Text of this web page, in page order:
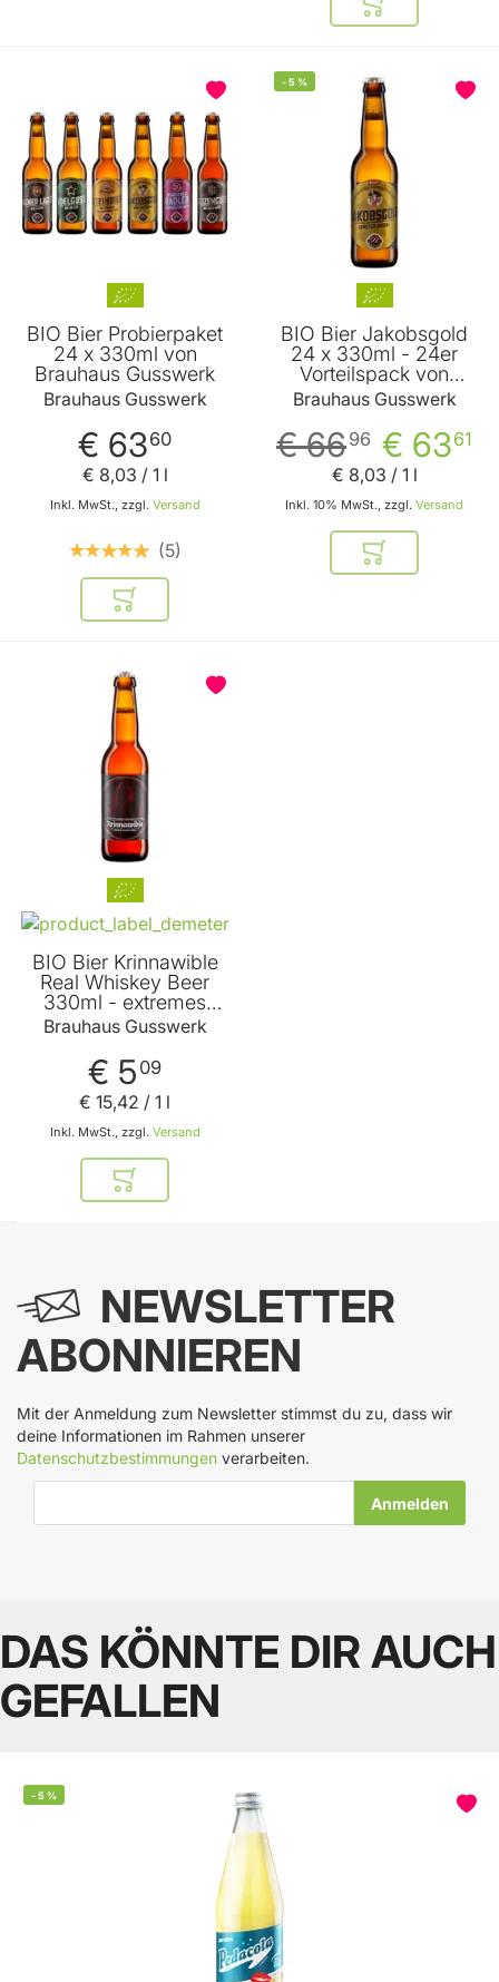
In den
BIO Bier Probierpaket
24 x 330ml von
Brauhaus Gusswerk
Brauhaus Gusswerk
€ 6360
Inkl. MwSt., zzgl. Versand
€ 8,03 / 1 l
5
In den Warenkorb
-5 %
BIO Bier Jakobsgold
24 x 330ml - 24er
Vorteilspack von
Brauhaus Gusswerk
Brauhaus Gusswerk
€ 6361
€ 6696
Inkl. 10% MwSt., zzgl. Versand
€ 8,03 / 1 l
In den
BIO Bier Krinnawible
Real Whiskey Beer
330ml - extremes
Starkbier - über Torf
Brauhaus Gusswerk
Brauhaus Gusswerk
€ 5 09
Inkl. MwSt., zzgl. Versand
€ 15,42 / 1 l
In den Warenkorb
NEWSLETTER
ABONNIEREN
Mit der Anmeldung zum Newsletter stimmst du zu, dass wir
deine Informationen im Rahmen unserer
Datenschutzbestimmungen verarbeiten.
DAS KÖNNTE DIR AUCH
GEFALLEN
-5 %